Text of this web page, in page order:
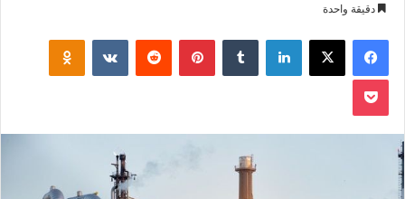
دقيقة واحدة
فيسبوك ‫X لينكدإن بينتيريست
‫Pocket